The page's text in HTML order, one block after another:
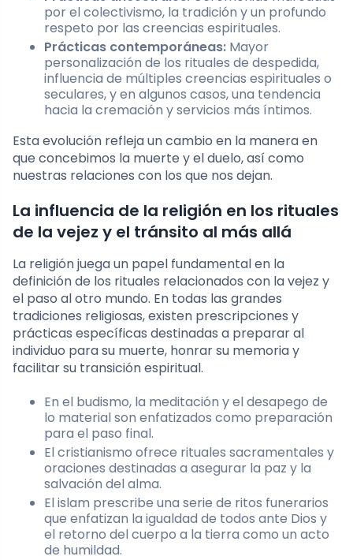
por el colectivismo, la tradición y un profundo
respeto por las creencias espirituales.
Prácticas contemporáneas: Mayor
personalización de los rituales de despedida,
influencia de múltiples creencias espirituales o
seculares, y en algunos casos, una tendencia
hacia la cremación y servicios más íntimos.
Esta evolución refleja un cambio en la manera en
que concebimos la muerte y el duelo, así como
nuestras relaciones con los que nos dejan.
La influencia de la religión en los rituales
de la vejez y el tránsito al más allá
La religión juega un papel fundamental en la
definición de los rituales relacionados con la vejez y
el paso al otro mundo. En todas las grandes
tradiciones religiosas, existen prescripciones y
prácticas específicas destinadas a preparar al
individuo para su muerte, honrar su memoria y
facilitar su transición espiritual.
En el budismo, la meditación y el desapego de
lo material son enfatizados como preparación
para el paso final.
El cristianismo ofrece rituales sacramentales y
oraciones destinadas a asegurar la paz y la
salvación del alma.
El islam prescribe una serie de ritos funerarios
que enfatizan la igualdad de todos ante Dios y
el retorno del cuerpo a la tierra como un acto
de humildad.